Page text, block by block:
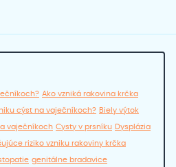
Ako vzniká rakovina krčka
cýst na vaječníkoch? Biely výtok
vaječníkoch Cysty v prsníku Dysplázia
riziko vzniku rakoviny krčka
genitálne bradavice